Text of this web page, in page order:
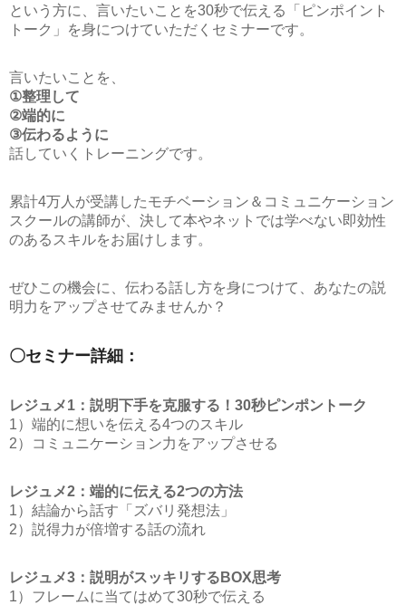
という方に、言いたいことを30秒で伝える「ピンポイント
トーク」を身につけていただくセミナーです。
言いたいことを、
①整理して
②端的に
③伝わるように
話していくトレーニングです。
累計4万人が受講したモチベーション＆コミュニケーション
スクールの講師が、決して本やネットでは学べない即効性
のあるスキルをお届けします。
ぜひこの機会に、伝わる話し方を身につけて、あなたの説
明力をアップさせてみませんか？
〇セミナー詳細：
レジュメ1：説明下手を克服する！30秒ピンポントーク
1）端的に想いを伝える4つのスキル
2）コミュニケーション力をアップさせる
レジュメ2：端的に伝える2つの方法
1）結論から話す「ズバリ発想法」
2）説得力が倍増する話の流れ
レジュメ3：説明がスッキリするBOX思考
1）フレームに当てはめて30秒で伝える